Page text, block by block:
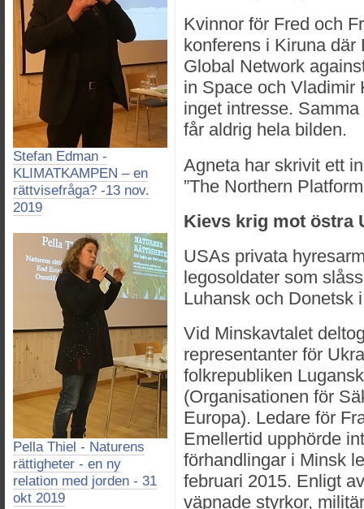
Stefan Edman -
KLIMATKAMPEN – en
rättvisefråga? -13 nov.
2019
Pella Thiel - Naturens
rättigheter - en ny
relation med jorden - 31
okt 2019
Kvinnor för Fred och
konferens i Kiruna
Global Network
in Space och Vladimir
inget intresse.
får aldrig hela bilden.
Agneta har skrivit ett
”The Northern
Kievs krig mot östra
USAs privata
legosoldater som
Luhansk och Donetsk
Vid Minskavtalet
representanter för
folkrepubliken
(Organisationen för
Europa). Ledare för
Emellertid upphörde
förhandlingar i Minsk
februari 2015. Enligt
väpnade styrkor,